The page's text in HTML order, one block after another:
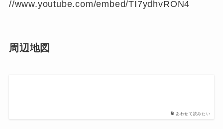
//www.youtube.com/embed/TI7ydhvRON4
周辺地図
あわせて読みたい